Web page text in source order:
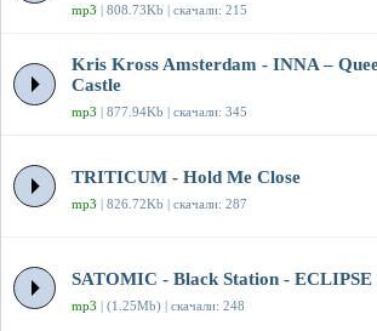
mp3 | 808.73Kb | скачали: 215
Kris Kross Amsterdam - INNA –
Castle
mp3 | 877.94Kb | скачали: 345
TRITICUM - Hold Me Close
mp3 | 826.72Kb | скачали: 287
SATOMIC - Black Station - ECLIPSE
mp3 | (1.25Mb) | скачали: 248